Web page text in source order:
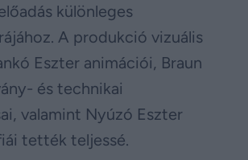
különleges
A produkció vizuális
Eszter animációi, Braun
és technikai
valamint Nyúzó Eszter
tették teljessé.